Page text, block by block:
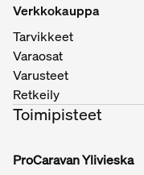
Verkkokauppa
Tarvikkeet
Varaosat
Varusteet
Retkeily
Toimipisteet
ProCaravan Ylivieska